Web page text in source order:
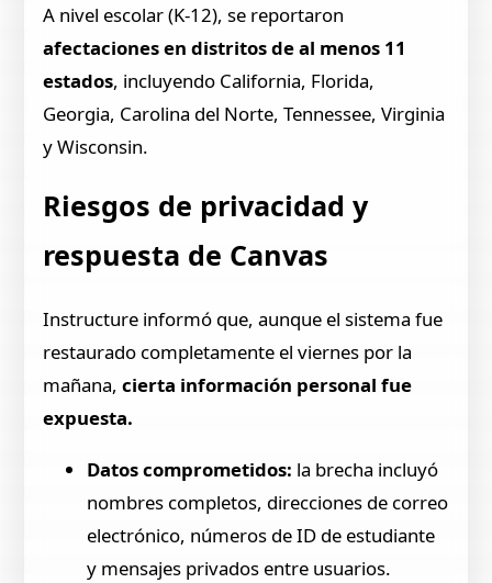
A nivel escolar (K-12), se reportaron
afectaciones en distritos de al menos 11
estados, incluyendo California, Florida,
Georgia, Carolina del Norte, Tennessee, Virginia
y Wisconsin.
Riesgos de privacidad y
respuesta de Canvas
Instructure informó que, aunque el sistema fue
restaurado completamente el viernes por la
mañana,cierta información personal fue
expuesta.
Datos comprometidos: la brecha incluyó
nombres completos, direcciones de correo
electrónico, números de ID de estudiante
y mensajes privados entre usuarios.